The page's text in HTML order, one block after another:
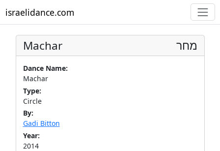
israelidance.com
Machar מחר
Dance Name:
Machar
Type:
Circle
By:
Gadi Bitton
Year:
2014